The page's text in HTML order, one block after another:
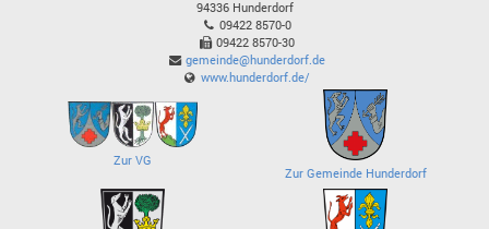
94336 Hunderdorf
09422 8570-0
09422 8570-30
gemeinde@hunderdorf.de
www.hunderdorf.de/
Zur VG
Zur Gemeinde Hunderdorf